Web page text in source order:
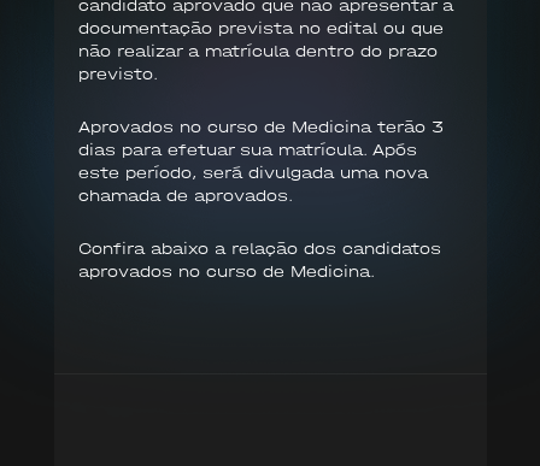
candidato aprovado que não apresentar a
documentação prevista no edital ou que
não realizar a matrícula dentro do prazo
previsto.
Aprovados no curso de Medicina terão 3
dias para efetuar sua matrícula. Após
este período, será divulgada uma nova
chamada de aprovados.
Confira abaixo a relação dos candidatos
aprovados no curso de Medicina.